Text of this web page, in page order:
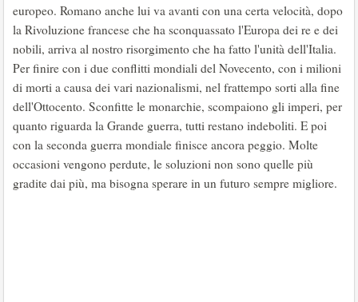
europeo. Romano anche lui va avanti con una certa velocità, dopo
la Rivoluzione francese che ha sconquassato l'Europa dei re e dei
nobili, arriva al nostro risorgimento che ha fatto l'unità dell'Italia.
Per finire con i due conflitti mondiali del Novecento, con i milioni
di morti a causa dei vari nazionalismi, nel frattempo sorti alla fine
dell'Ottocento. Sconfitte le monarchie, scompaiono gli imperi, per
quanto riguarda la Grande guerra, tutti restano indeboliti. E poi
con la seconda guerra mondiale finisce ancora peggio. Molte
occasioni vengono perdute, le soluzioni non sono quelle più
gradite dai più, ma bisogna sperare in un futuro sempre migliore.